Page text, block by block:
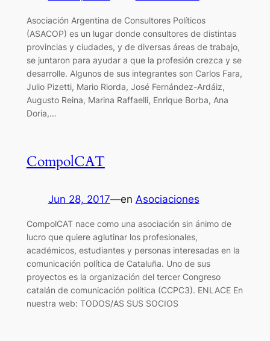
Asociación Argentina de Consultores Políticos
(ASACOP) es un lugar donde consultores de distintas
provincias y ciudades, y de diversas áreas de trabajo,
se juntaron para ayudar a que la profesión crezca y se
desarrolle. Algunos de sus integrantes son Carlos Fara,
Julio Pizetti, Mario Riorda, José Fernández-Ardáiz,
Augusto Reina, Marina Raffaelli, Enrique Borba, Ana
Doria,…
CompolCAT
Jun 28, 2017—en Asociaciones
CompolCAT nace como una asociación sin ánimo de
lucro que quiere aglutinar los profesionales,
académicos, estudiantes y personas interesadas en la
comunicación política de Cataluña. Uno de sus
proyectos es la organización del tercer Congreso
catalán de comunicación política (CCPC3). ENLACE En
nuestra web: TODOS/AS SUS SOCIOS